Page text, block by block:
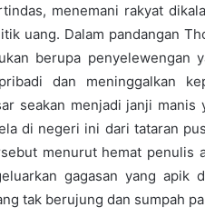
menemani rakyat
uang. Dalam pandangan
berupa penyelewengan
dan meninggalkan
seakan menjadi janji
di negeri ini dari tataran
menurut hemat penulis
gagasan yang apik
tak berujung dan sumpah